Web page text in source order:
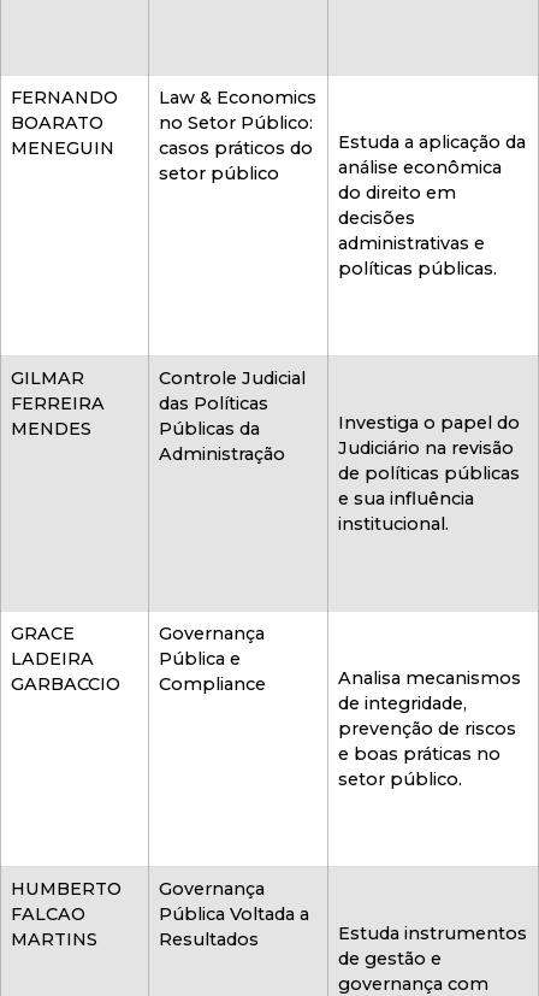
FERNANDO
BOARATO
MENEGUIN
Law & Economics
no Setor Público:
casos práticos do
setor público
Estuda a aplicação da
análise econômica
do direito em
decisões
administrativas e
políticas públicas.
GILMAR
FERREIRA
MENDES
Controle Judicial
das Políticas
Públicas da
Administração
Investiga o papel do
Judiciário na revisão
de políticas públicas
e sua influência
institucional.
GRACE
LADEIRA
GARBACCIO
Governança
Pública e
Compliance
Analisa mecanismos
de integridade,
prevenção de riscos
e boas práticas no
setor público.
HUMBERTO
FALCAO
MARTINS
Governança
Pública Voltada a
Resultados
Estuda instrumentos
de gestão e
governança com